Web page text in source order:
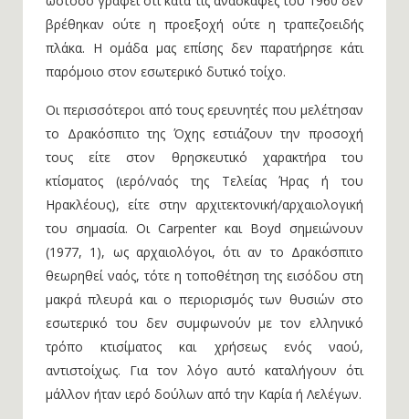
βρέθηκαν ούτε η προεξοχή ούτε η τραπεζοειδής
πλάκα. Η ομάδα μας επίσης δεν παρατήρησε κάτι
παρόμοιο στον εσωτερικό δυτικό τοίχο.
Οι περισσότεροι από τους ερευνητές που μελέτησαν
το Δρακόσπιτο της Όχης εστιάζουν την προσοχή
τους είτε στον θρησκευτικό χαρακτήρα του
κτίσματος (ιερό/ναός της Τελείας Ήρας ή του
Ηρακλέους), είτε στην αρχιτεκτονική/αρχαιολογική
του σημασία. Οι Carpenter και Boyd σημειώνουν
(1977, 1), ως αρχαιολόγοι, ότι αν το Δρακόσπιτο
θεωρηθεί ναός, τότε η τοποθέτηση της εισόδου στη
μακρά πλευρά και ο περιορισμός των θυσιών στο
εσωτερικό του δεν συμφωνούν με τον ελληνικό
τρόπο κτισίματος και χρήσεως ενός ναού,
αντιστοίχως. Για τον λόγο αυτό καταλήγουν ότι
μάλλον ήταν ιερό δούλων από την Καρία ή Λελέγων.